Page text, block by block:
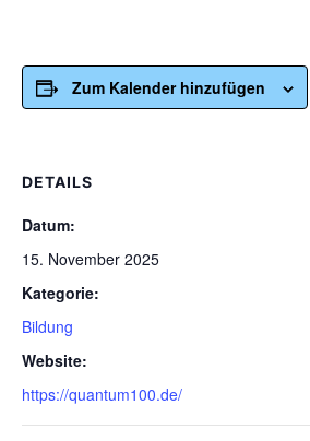
Zum Kalender hinzufügen
DETAILS
Datum:
15. November 2025
Kategorie:
Bildung
Website:
https://quantum100.de/